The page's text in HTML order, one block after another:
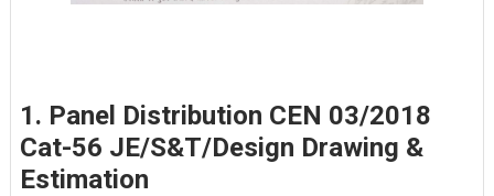
1. Panel Distribution CEN 03/2018
Cat-56 JE/S&T/Design Drawing &
Estimation